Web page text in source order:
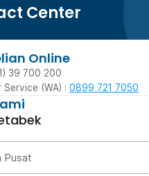
Center
Online
39 700 200
Service (WA) : 0899 721 7050
Pusat